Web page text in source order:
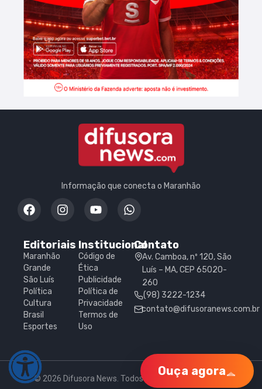
Informação que conecta o Maranhão
Editoriais
Maranhão
Grande
São Luís
Política
Cultura
Brasil
Esportes
Institucional
Código de
Ética
Publicidade
Política de
Privacidade
Termos de
Uso
Contato
Av. Camboa, nº 120, São
Luís – MA, CEP 65020-
260
(98) 3222-1234
contato@difusoranews.com.br
© 2026 Difusora News. Todos os direitos reservados.
Ouça agora